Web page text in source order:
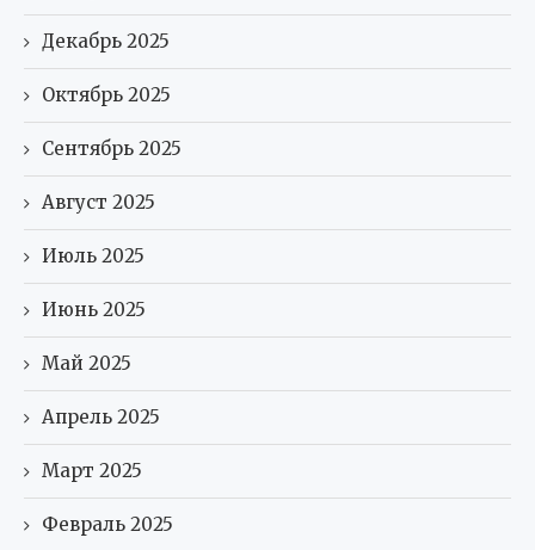
Декабрь 2025
Октябрь 2025
Сентябрь 2025
Август 2025
Июль 2025
Июнь 2025
Май 2025
Апрель 2025
Март 2025
Февраль 2025